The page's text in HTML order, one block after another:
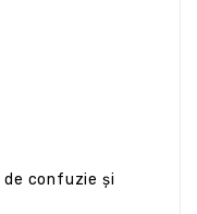
confuzie și